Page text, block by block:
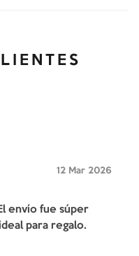
12 Mar 2026
envío fue súper
para regalo.